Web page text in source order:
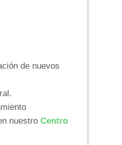
de nuevos
nuestro Centro